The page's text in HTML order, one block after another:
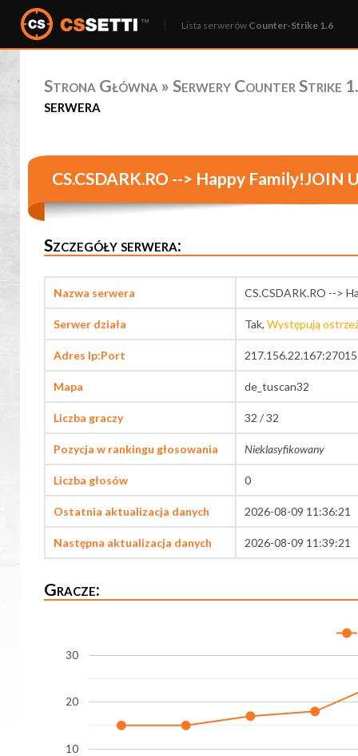
Lista serwerów Counter-Strike 1.6
Strona Główna » Serwery Counter Strike
serwera
CS.CSDARK.RO --> Happy Family!JOIN
Szczegóły serwera:
Nazwa serwera CS.CSDARK.RO -->
Serwer działa Tak, Występują
Adres Ip:Port 217.156.22.167:27015
Mapa de_tuscan32
Liczba graczy 32 / 32
Pozycja w rankingu głosowania Nieklasyfikowany
Liczba głosów 0
Ostatnia aktualizacja danych 2026-08-09 11:36:21
Następna aktualizacja danych 2026-08-09 11:39:21
Gracze:
10
20
30